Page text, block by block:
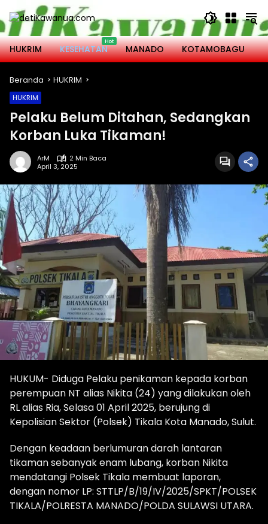
Langsung
ke
konten
HUKRIM
KESEHATAN MANADO KOTAMOBAGU
Beranda HUKRIM
HUKRIM
Pelaku Belum Ditahan, Sedangkan
Korban Luka Tikaman!
ArM
2 Min Baca
April 3, 2025
HUKUM- Diduga Pelaku penikaman kepada korban
perempuan NT alias Nikita (24) yang dilakukan oleh
RL alias Ria, Selasa 01 April 2025, berujung di
Kepolisian Sektor (Polsek) Tikala Kota Manado, Sulut.
Dengan keadaan berlumuran darah lantaran
tikaman sebanyak enam lubang, korban Nikita
mendatangi Polsek Tikala membuat laporan,
dengan nomor LP: STTLP/B/19/IV/2025/SPKT/POLSEK
TIKALA/POLRESTA MANADO/POLDA SULAWSI UTARA.